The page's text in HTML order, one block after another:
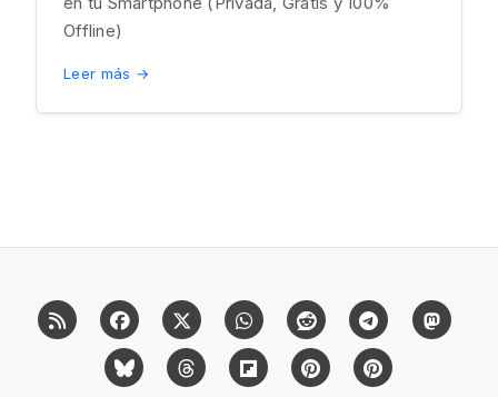
Offline)
Leer más →
RSS FacebookX (Twitter)Whatsapp Reddit Telegram
Bluesky Threads Flipboard Pinterest